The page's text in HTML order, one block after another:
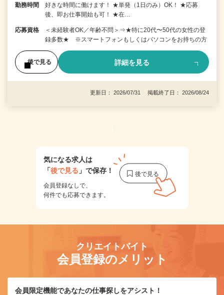
勤務時間
好きな時間に働けます！ ★単発（1日のみ）OK！ ★応募
後、即お仕事開始も可！ ★在…
応募資格
＜未経験者OK／年齢不問＞⇒★特に20代〜50代の女性の登
録多数★ ※スマートフォンもしくはパソコンをお持ちの方
後で見る 詳細を見る
更新日： 2026/07/31 掲載終了日： 2026/08/24
1
気になる求人は
「後で見る 」で保存！
会員登録なしで、
何件でも応募できます。
クリエイトバイト
会員登録のメリット
会員限定機能であなたの仕事探しをアシスト！